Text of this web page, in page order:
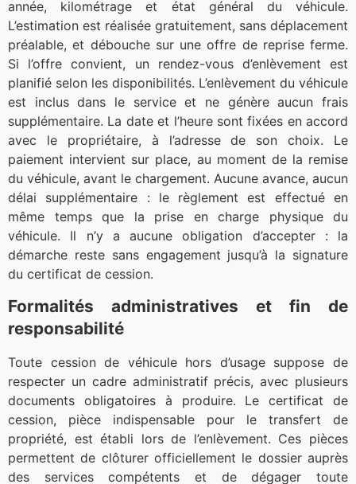
année, kilométrage et état général du véhicule.
L’estimation est réalisée gratuitement, sans déplacement
préalable, et débouche sur une offre de reprise ferme.
Si l’offre convient, un rendez-vous d’enlèvement est
planifié selon les disponibilités. L’enlèvement du véhicule
est inclus dans le service et ne génère aucun frais
supplémentaire. La date et l’heure sont fixées en accord
avec le propriétaire, à l’adresse de son choix. Le
paiement intervient sur place, au moment de la remise
du véhicule, avant le chargement. Aucune avance, aucun
délai supplémentaire : le règlement est effectué en
même temps que la prise en charge physique du
véhicule. Il n’y a aucune obligation d’accepter : la
démarche reste sans engagement jusqu’à la signature
du certificat de cession.
Formalités administratives et fin de
responsabilité
Toute cession de véhicule hors d’usage suppose de
respecter un cadre administratif précis, avec plusieurs
documents obligatoires à produire. Le certificat de
cession, pièce indispensable pour le transfert de
propriété, est établi lors de l’enlèvement. Ces pièces
permettent de clôturer officiellement le dossier auprès
des services compétents et de dégager toute